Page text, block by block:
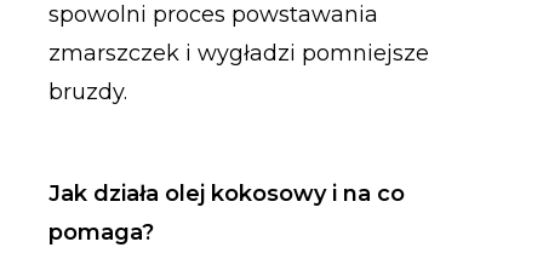
spowolni proces powstawania
zmarszczek i wygładzi pomniejsze
bruzdy.
Jak działa olej kokosowy i na co
pomaga?